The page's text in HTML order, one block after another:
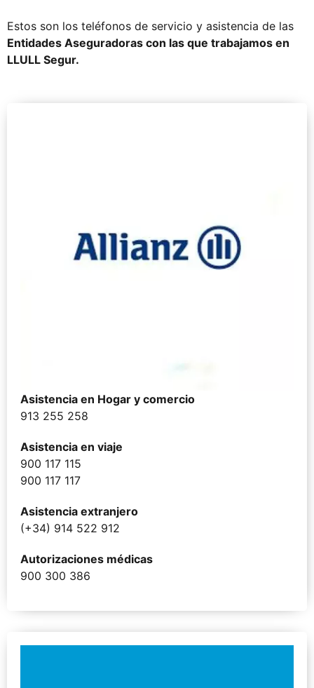
Estos son los teléfonos de servicio y asistencia de las
Entidades Aseguradoras con las que trabajamos en
LLULL Segur.
Asistencia en Hogar y comercio
913 255 258
Asistencia en viaje
900 117 115
900 117 117
Asistencia extranjero
(+34) 914 522 912
Autorizaciones médicas
900 300 386